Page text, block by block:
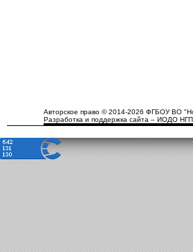
Авторское право © 2014-2026 ФГБОУ ВО
Разработка и поддержка сайта – ИОДО